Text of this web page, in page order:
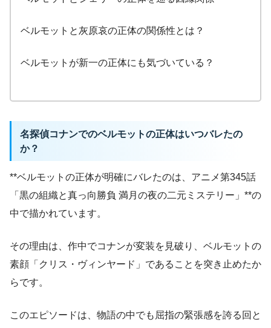
ベルモットと灰原哀の正体の関係性とは？
ベルモットが新一の正体にも気づいている？
名探偵コナンでのベルモットの正体はいつバレたの
か？
**ベルモットの正体が明確にバレたのは、アニメ第345話
「黒の組織と真っ向勝負 満月の夜の二元ミステリー」**の
中で描かれています。
その理由は、作中でコナンが変装を見破り、ベルモットの
素顔「クリス・ヴィンヤード」であることを突き止めたか
らです。
このエピソードは、物語の中でも屈指の緊張感を誇る回と